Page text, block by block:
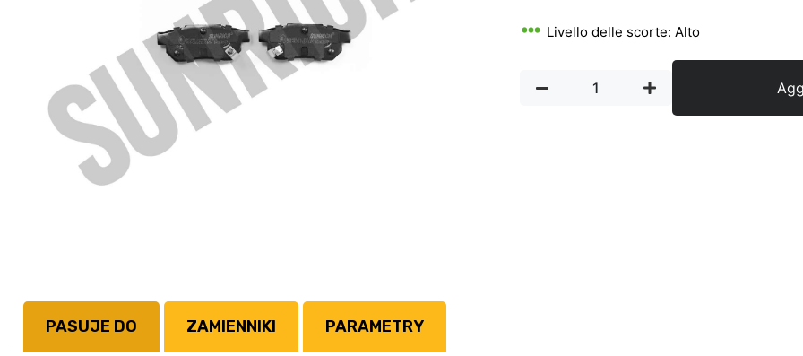
Livello delle scorte: Alto
PASUJE DO ZAMIENNIKI PARAMETRY